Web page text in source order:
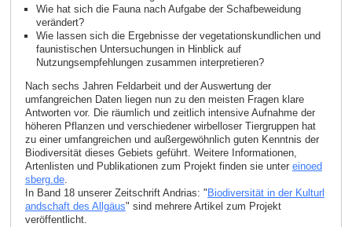
Wie hat sich die Fauna nach Aufgabe der Schafbeweidung
verändert?
Wie lassen sich die Ergebnisse der vegetationskundlichen und
faunistischen Untersuchungen in Hinblick auf
Nutzungsempfehlungen zusammen interpretieren?
Nach sechs Jahren Feldarbeit und der Auswertung der
umfangreichen Daten liegen nun zu den meisten Fragen klare
Antworten vor. Die räumlich und zeitlich intensive Aufnahme der
höheren Pflanzen und verschiedener wirbelloser Tiergruppen hat
zu einer umfangreichen und außergewöhnlich guten Kenntnis der
Biodiversität dieses Gebiets geführt. Weitere Informationen,
Artenlisten und Publikationen zum Projekt finden sie unter einoed
sberg.de.
In Band 18 unserer Zeitschrift Andrias: " Biodiversität in der Kulturl
andschaft des Allgäus" sind mehrere Artikel zum Projekt
veröffentlicht.